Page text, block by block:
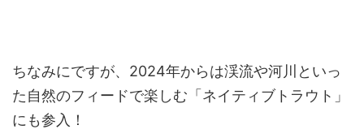
ちなみにですが、2024年からは渓流や河川といっ
た自然のフィードで楽しむ「ネイティブトラウト」
にも参入！